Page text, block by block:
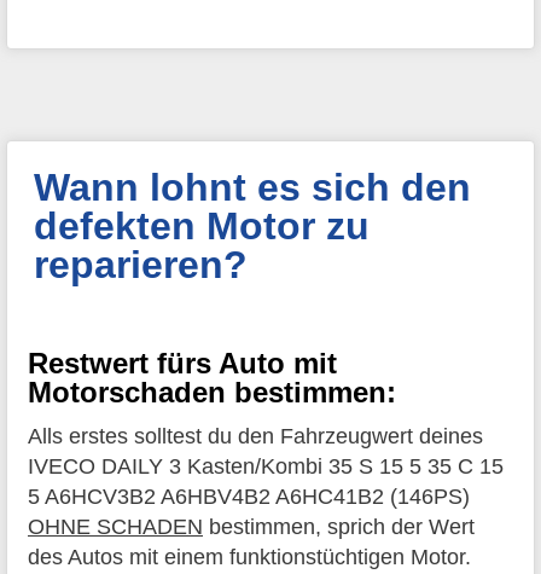
Wann lohnt es sich den
defekten Motor zu
reparieren?
Restwert fürs Auto mit
Motorschaden bestimmen:
Alls erstes solltest du den Fahrzeugwert deines
IVECO DAILY 3 Kasten/Kombi 35 S 15 5 35 C 15
5 A6HCV3B2 A6HBV4B2 A6HC41B2 (146PS)
OHNE SCHADEN bestimmen, sprich der Wert
des Autos mit einem funktionstüchtigen Motor.